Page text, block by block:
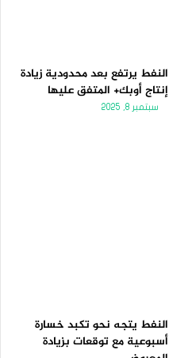
النفط يرتفع بعد محدودية زيادة
إنتاج أوبك+ المتفق عليها
سبتمبر 8, 2025
النفط يتجه نحو تكبد خسارة
أسبوعية مع توقعات بزيادة